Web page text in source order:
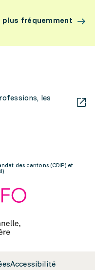
plus fréquemment
les
des cantons (CDIP) et
Accessibilité